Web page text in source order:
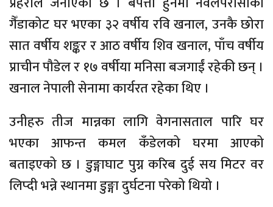
गैँडाकोट घर भएका ३२ वर्षीय रवि खनाल, उनकै छोरा
सात वर्षीय शङ्कर र आठ वर्षीय शिव खनाल, पाँच वर्षीय
प्राचीन पौडेल र १७ वर्षीया मनिसा बजगाईं रहेकी छन् ।
खनाल नेपाली सेनामा कार्यरत रहेका थिए ।
उनीहरु तीज मान्नका लागि वेगनासताल पारि घर
भएका आफन्त कमल कँडेलको घरमा आएको
बताइएको छ । डुङ्गाघाट पुग्न करिब दुई सय मिटर वर
लिप्दी भन्ने स्थानमा डुङ्गा दुर्घटना परेको थियो ।